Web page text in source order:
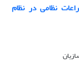
نظامی در نظام